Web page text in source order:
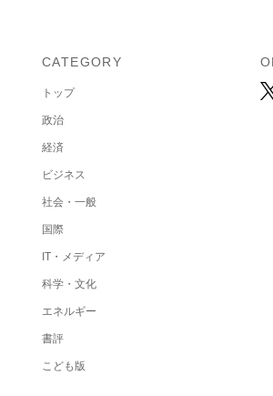
CATEGORY
トップ
政治
経済
ビジネス
社会・一般
国際
IT・メディア
科学・文化
エネルギー
書評
こども版